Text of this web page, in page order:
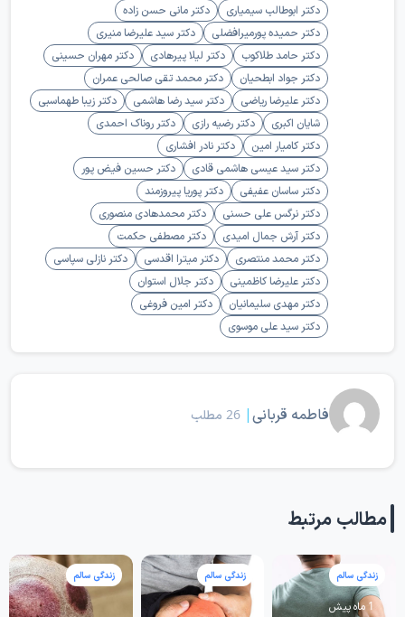
دکتر ابوطالب سیمیاری
دکتر مانی حسن زاده
دکتر حمیده پورمیرافضلی
دکتر سید علیرضا منیری
دکتر حامد طلاکوب
دکتر لیلا پیرهادی
دکتر مهران حسینی
دکتر جواد ابطحیان
دکتر محمد تقی صالحی عمران
دکتر علیرضا ریاضی
دکتر سید رضا هاشمی
دکتر زیبا طهماسبی
شایان اکبری
دکتر رضیه رازی
دکتر روناک احمدی
دکتر کامیار امین
دکتر نادر افشاری
دکتر سید عیسی هاشمی قادی
دکتر حسین فیض پور
دکتر ساسان عفیفی
دکتر پوریا پیروزمند
دکتر نرگس علی حسنی
دکتر محمدهادی منصوری
دکتر آرش جمال امیدی
دکتر مصطفی حکمت
دکتر محمد منتصری
دکتر میترا اقدسی
دکتر نازلی سپاسی
دکتر علیرضا کاظمینی
دکتر جلال استوان
دکتر مهدی سلیمانیان
دکتر امین فروغی
دکتر سید علی موسوی
فاطمه قربانی| 26 مطلب
مطالب مرتبط
زندگی سالم
1 ماه پیش
زندگی سالم زندگی سالم